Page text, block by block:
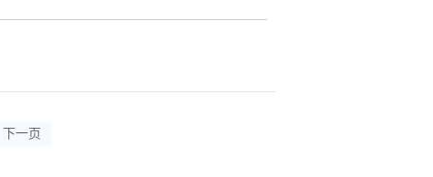
这一目标在当前商业竞争日益激烈的情况下显得更
置呢？前厅区北京办公室装修设计要求相对其他区
求定制合理的面积。开放办公区北京办公室装修办
下一页